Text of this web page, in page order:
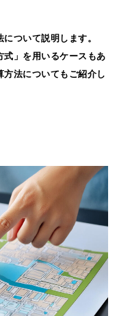
ついて説明します。
式」を用いるケースもあ
法についてもご紹介し